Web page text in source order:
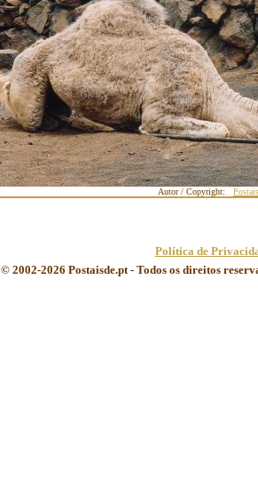
Autor / Copyright:
Política de
© 2002-2026 Postaisde.pt - Todos os direitos